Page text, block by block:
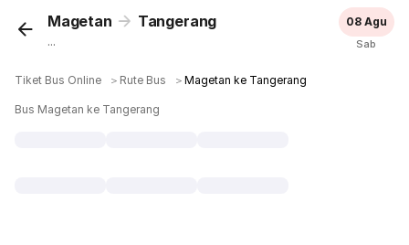
Magetan Tangerang
...
08 Agu
Sab
Tiket Bus Online ＞ Rute Bus ＞Magetan ke Tangerang
Bus Magetan ke Tangerang